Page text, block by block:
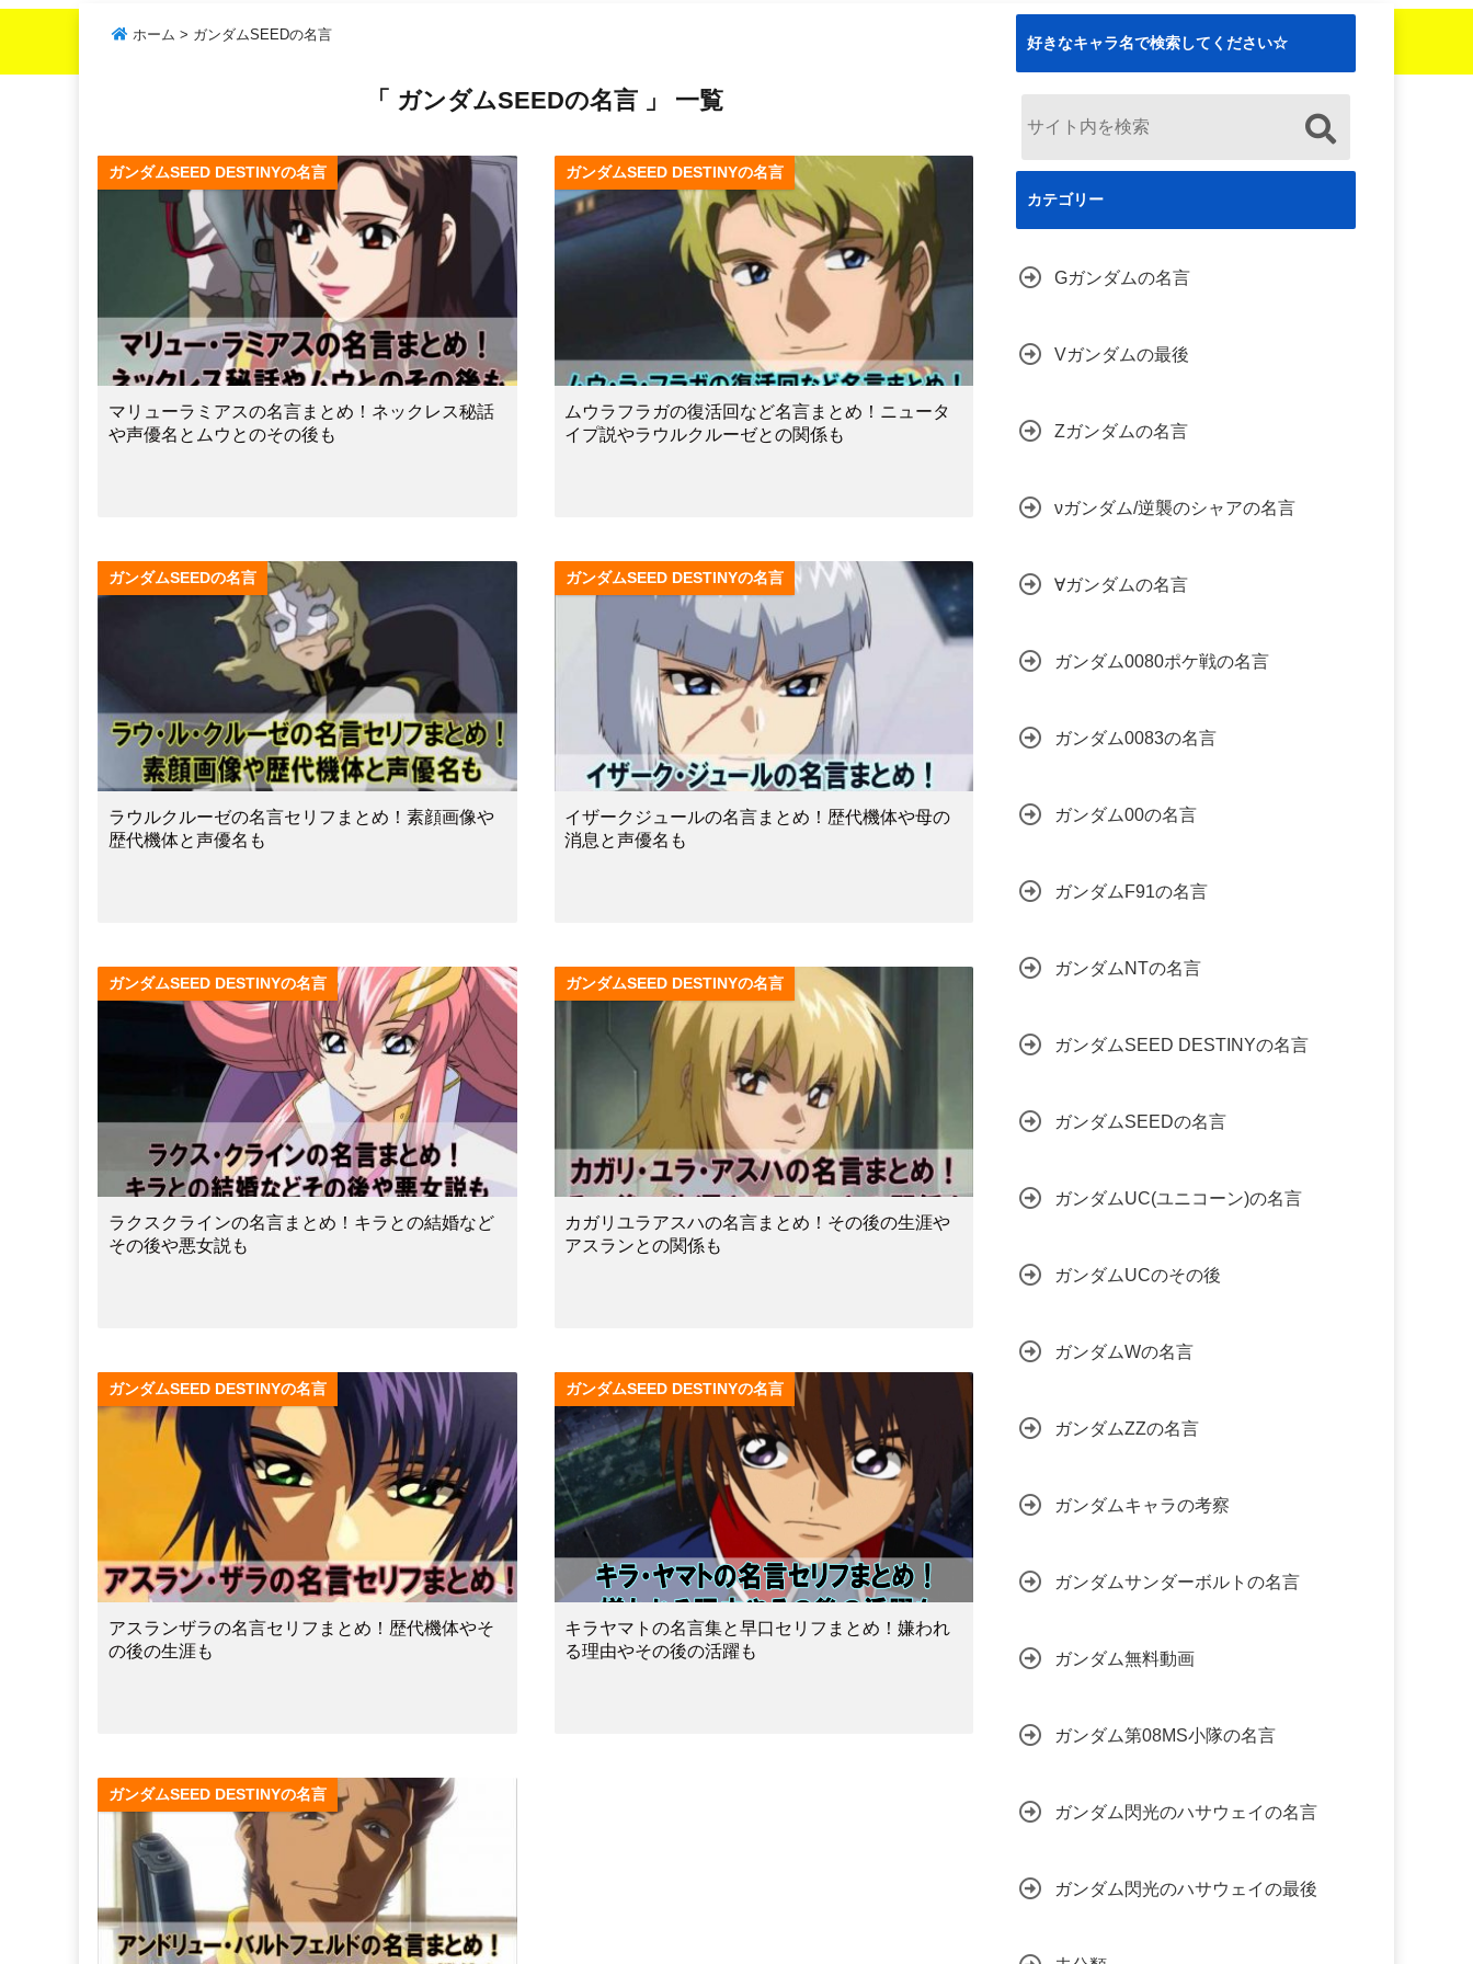
ホーム > ガンダムSEEDの名言
「 ガンダムSEEDの名言 」 一覧
ガンダムSEED DESTINYの名言
マリューラミアスの名言まとめ！ネックレス秘話
や声優名とムウとのその後も
ガンダムSEED DESTINYの名言
ムウラフラガの復活回など名言まとめ！ニュータ
イプ説やラウルクルーゼとの関係も
ガンダムSEEDの名言
ラウルクルーゼの名言セリフまとめ！素顔画像や
歴代機体と声優名も
ガンダムSEED DESTINYの名言
イザークジュールの名言まとめ！歴代機体や母の
消息と声優名も
ガンダムSEED DESTINYの名言
ラクスクラインの名言まとめ！キラとの結婚など
その後や悪女説も
ガンダムSEED DESTINYの名言
カガリユラアスハの名言まとめ！その後の生涯や
アスランとの関係も
ガンダムSEED DESTINYの名言
アスランザラの名言セリフまとめ！歴代機体やそ
の後の生涯も
ガンダムSEED DESTINYの名言
キラヤマトの名言集と早口セリフまとめ！嫌われ
る理由やその後の活躍も
ガンダムSEED DESTINYの名言
好きなキャラ名で検索してください☆
カテゴリー
Gガンダムの名言
Vガンダムの最後
Zガンダムの名言
νガンダム/逆襲のシャアの名言
∀ガンダムの名言
ガンダム0080ポケ戦の名言
ガンダム0083の名言
ガンダム00の名言
ガンダムF91の名言
ガンダムNTの名言
ガンダムSEED DESTINYの名言
ガンダムSEEDの名言
ガンダムUC(ユニコーン)の名言
ガンダムUCのその後
ガンダムWの名言
ガンダムZZの名言
ガンダムキャラの考察
ガンダムサンダーボルトの名言
ガンダム無料動画
ガンダム第08MS小隊の名言
ガンダム閃光のハサウェイの名言
ガンダム閃光のハサウェイの最後